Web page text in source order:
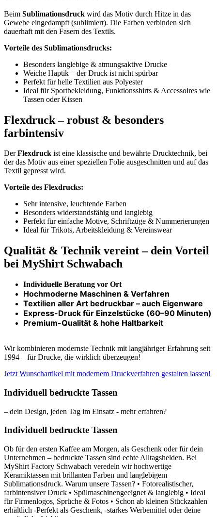
Beim Sublimationsdruck wird das Motiv durch Hitze in das
Gewebe eingedampft (sublimiert). Die Farben verbinden sich
dauerhaft mit den Fasern des Textils.
Vorteile des Sublimationsdrucks:
Besonders langlebige & atmungsaktive Drucke
Weiche Haptik – der Druck ist nicht spürbar
Perfekt für helle Textilien aus Polyester
Ideal für Sportbekleidung, Funktionsshirts & Accessoires wie
Tassen oder Kissen
Flexdruck – robust & besonders
farbintensiv
DerFlexdruck ist eine klassische und bewährte Drucktechnik, bei
der das Motiv aus einer speziellen Folie ausgeschnitten und auf das
Textil gepresst wird.
Vorteile des Flexdrucks:
Sehr intensive, leuchtende Farben
Besonders widerstandsfähig und langlebig
Perfekt für einfache Motive, Schriftzüge & Nummerierungen
Ideal für Trikots, Arbeitskleidung & Vereinswear
Qualität & Technik vereint – dein Vorteil
bei MyShirt Schwabach
Individuelle Beratung vor Ort
Hochmoderne Maschinen & Verfahren
Textilien aller Art bedruckbar – auch Eigenware
Express-Druck für Einzelstücke (60–90 Minuten)
Premium-Qualität & hohe Haltbarkeit
Wir kombinieren modernste Technik mit langjähriger Erfahrung seit
1994 – für Drucke, die wirklich überzeugen!
Jetzt Wunschartikel mit modernem Druckverfahren gestalten lassen!
Individuell bedruckte Tassen
– dein Design, jeden Tag im Einsatz - mehr erfahren?
Individuell bedruckte Tassen
Ob für den ersten Kaffee am Morgen, als Geschenk oder für dein
Unternehmen – bedruckte Tassen sind echte Alltagshelden. Bei
MyShirt Factory Schwabach veredeln wir hochwertige
Keramiktassen mit brillanten Farben und langlebigem
Sublimationsdruck. Warum unsere Tassen? • Fotorealistischer,
farbintensiver Druck • Spülmaschinengeeignet & langlebig • Ideal
für Firmenlogos, Sprüche & Fotos • Schon ab kleinen Stückzahlen
erhältlich -Perfekt als Geschenk, -starkes Werbemittel oder deine